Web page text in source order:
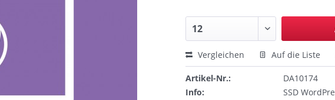
Vergleichen Auf die Liste
Artikel-Nr.:
DA10174
Info:
SSD